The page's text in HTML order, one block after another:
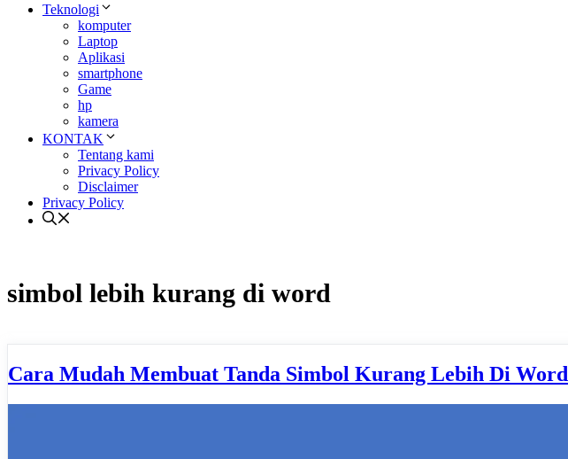
Teknologi
komputer
Laptop
Aplikasi
smartphone
Game
hp
kamera
KONTAK
Tentang kami
Privacy Policy
Disclaimer
Privacy Policy
simbol lebih kurang di word
Cara Mudah Membuat Tanda Simbol Kurang Lebih Di Word